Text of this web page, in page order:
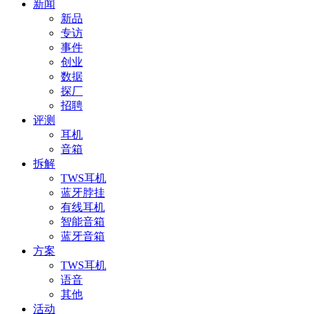
新闻
新品
专访
事件
创业
数据
探厂
招聘
评测
耳机
音箱
拆解
TWS耳机
蓝牙脖挂
有线耳机
智能音箱
蓝牙音箱
方案
TWS耳机
语音
其他
活动